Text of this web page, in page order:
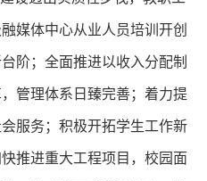
媒体中心从业人员培训开创
阶；全面推进以收入分配制
管理体系日臻完善；着力提
服务；积极开拓学生工作新
推进重大工程项目，校园面